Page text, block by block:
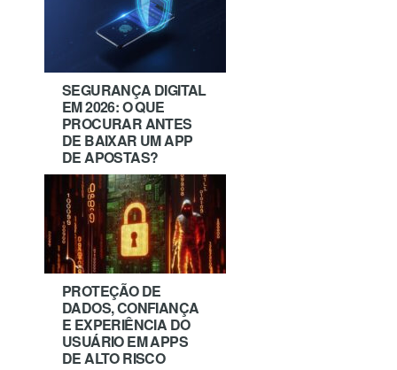
SEGURANÇA DIGITAL
EM 2026: O QUE
PROCURAR ANTES
DE BAIXAR UM APP
DE APOSTAS?
PROTEÇÃO DE
DADOS, CONFIANÇA
E EXPERIÊNCIA DO
USUÁRIO EM APPS
DE ALTO RISCO